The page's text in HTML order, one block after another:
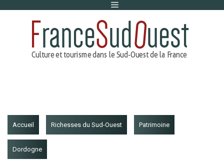
Menu
Accueil Richesses du Sud-Ouest Patrimoine
Dordogne